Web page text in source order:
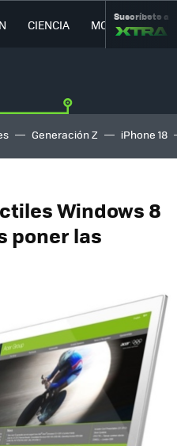
CIENCIA MOVILIDAD
Suscríbete a
Generación Z iPhone 18
Windows 8
poner las